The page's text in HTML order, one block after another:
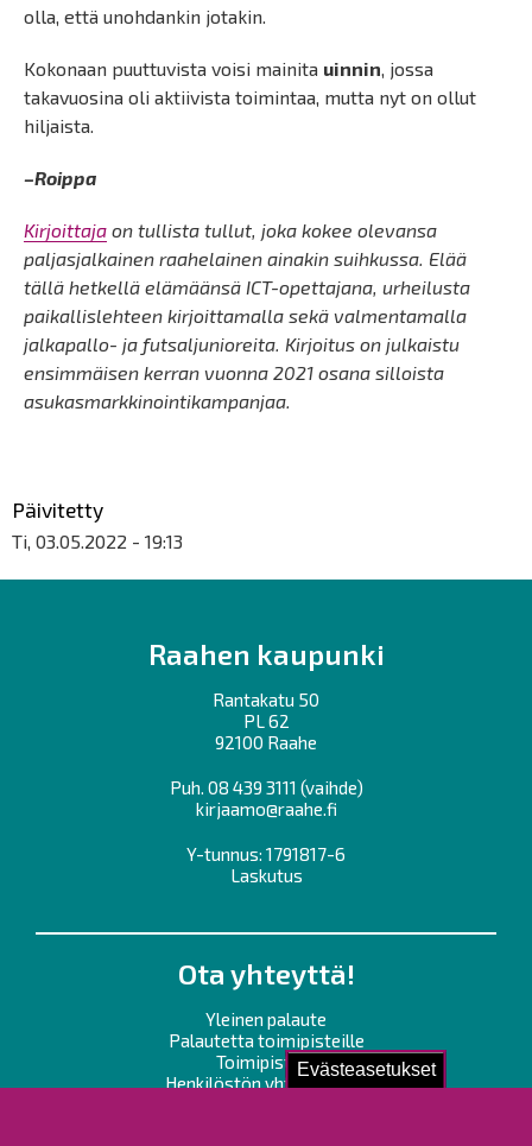
Evästeasetukset
olla, että unohdankin jotakin.
Kokonaan puuttuvista voisi mainita uinnin , jossa
takavuosina oli aktiivista toimintaa, mutta nyt on ollut
hiljaista.
–Roippa
Kirjoittaja on tullista tullut, joka kokee olevansa
paljasjalkainen raahelainen ainakin suihkussa. Elää
tällä hetkellä elämäänsä ICT-opettajana, urheilusta
paikallislehteen kirjoittamalla sekä valmentamalla
jalkapallo- ja futsaljunioreita. Kirjoitus on julkaistu
ensimmäisen kerran vuonna 2021 osana silloista
asukasmarkkinointikampanjaa.
Päivitetty
Ti, 03.05.2022 - 19:13
Raahen kaupunki
Rantakatu 50
PL 62
92100 Raahe
Puh. 08 439 3111 (vaihde)
kirjaamo@raahe.fi
Y-tunnus: 1791817-6
Laskutus
Ota yhteyttä!
Yleinen palaute
Palautetta toimipisteille
Toimipisteet
Henkilöstön yhteystiedot